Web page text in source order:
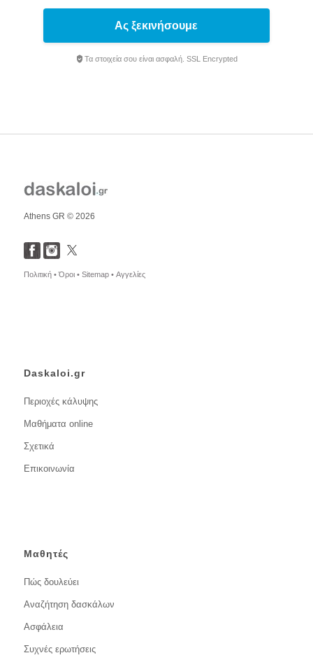
Ας ξεκινήσουμε
Τα στοιχεία σου είναι ασφαλή. SSL Encrypted
Athens GR © 2026
Πολιτική •Όροι • Sitemap • Αγγελίες
Daskaloi.gr
Περιοχές κάλυψης
Μαθήματα online
Σχετικά
Επικοινωνία
Μαθητές
Πώς δουλεύει
Αναζήτηση δασκάλων
Ασφάλεια
Συχνές ερωτήσεις